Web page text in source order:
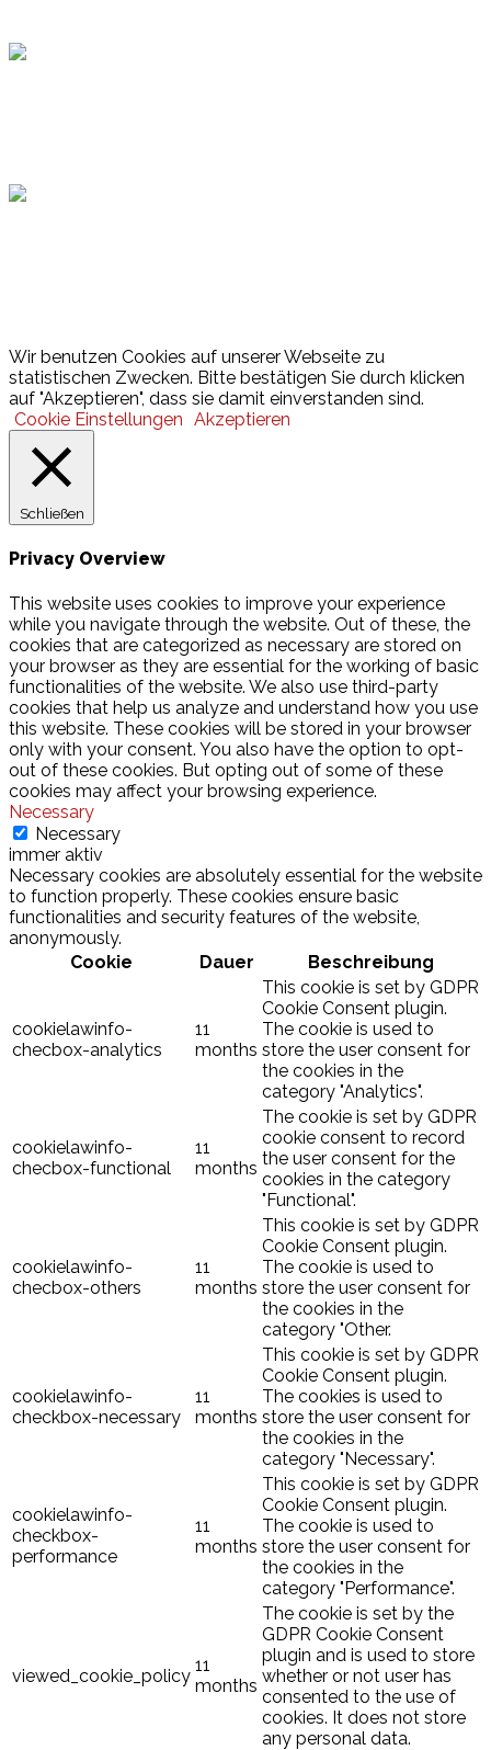
Wir benutzen Cookies auf unserer Webseite zu
statistischen Zwecken. Bitte bestätigen Sie durch klicken
auf "Akzeptieren", dass sie damit einverstanden sind.
Cookie Einstellungen Akzeptieren
Schließen
Privacy Overview
This website uses cookies to improve your experience
while you navigate through the website. Out of these, the
cookies that are categorized as necessary are stored on
your browser as they are essential for the working of basic
functionalities of the website. We also use third-party
cookies that help us analyze and understand how you use
this website. These cookies will be stored in your browser
only with your consent. You also have the option to opt-
out of these cookies. But opting out of some of these
cookies may affect your browsing experience.
Necessary
Necessary
immer aktiv
Necessary cookies are absolutely essential for the website
to function properly. These cookies ensure basic
functionalities and security features of the website,
anonymously.
Cookie
Dauer Beschreibung
cookielawinfo-
checbox-analytics
11
months
This cookie is set by GDPR
Cookie Consent plugin.
The cookie is used to
store the user consent for
the cookies in the
category "Analytics".
cookielawinfo-
checbox-functional
11
months
The cookie is set by GDPR
cookie consent to record
the user consent for the
cookies in the category
"Functional".
cookielawinfo-
checbox-others
11
months
This cookie is set by GDPR
Cookie Consent plugin.
The cookie is used to
store the user consent for
the cookies in the
category "Other.
cookielawinfo-
checkbox-necessary
11
months
This cookie is set by GDPR
Cookie Consent plugin.
The cookies is used to
store the user consent for
the cookies in the
category "Necessary".
cookielawinfo-
checkbox-
performance
11
months
This cookie is set by GDPR
Cookie Consent plugin.
The cookie is used to
store the user consent for
the cookies in the
category "Performance".
viewed_cookie_policy
11
months
The cookie is set by the
GDPR Cookie Consent
plugin and is used to store
whether or not user has
consented to the use of
cookies. It does not store
any personal data.